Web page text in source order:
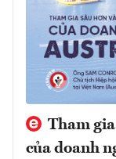
Tham
của doanh